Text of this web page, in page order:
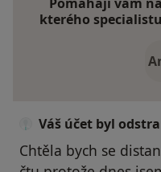
kterého
Váš účet byl
Chtěla bych se